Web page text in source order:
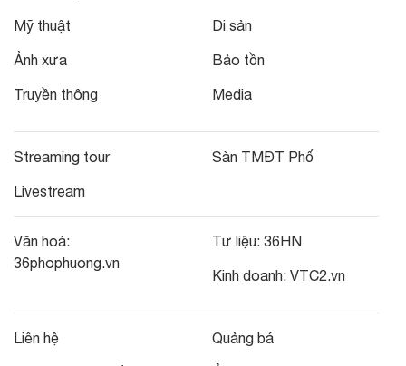
Mỹ thuật
Ảnh xưa
Truyền thông
Di sản
Bảo tồn
Media
Streaming tour
Livestream
Sàn TMĐT Phố
Văn hoá:
36phophuong.vn
Tư liệu: 36HN
Kinh doanh: VTC2.vn
Liên hệ Quảng bá